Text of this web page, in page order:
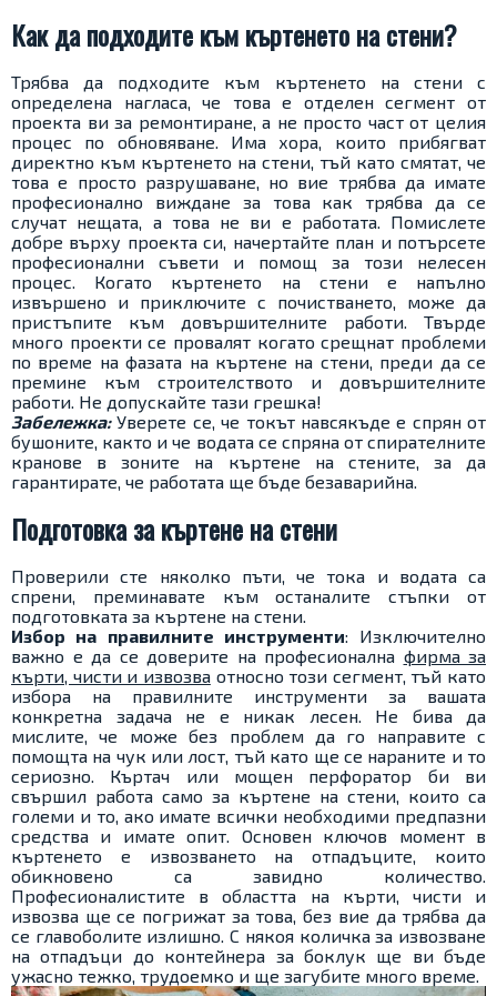
Как да подходите към къртенето на стени?
Трябва да подходите към къртенето на стени с
определена нагласа, че това е отделен сегмент от
проекта ви за ремонтиране, а не просто част от целия
процес по обновяване. Има хора, които прибягват
директно към къртенето на стени, тъй като смятат, че
това е просто разрушаване, но вие трябва да имате
професионално виждане за това как трябва да се
случат нещата, а това не ви е работата. Помислете
добре върху проекта си, начертайте план и потърсете
професионални съвети и помощ за този нелесен
процес. Когато къртенето на стени е напълно
извършено и приключите с почистването, може да
пристъпите към довършителните работи. Твърде
много проекти се провалят когато срещнат проблеми
по време на фазата на къртене на стени, преди да се
премине към строителството и довършителните
работи. Не допускайте тази грешка!
Забележка:Уверете се, че токът навсякъде е спрян от
бушоните, както и че водата се спряна от спирателните
кранове в зоните на къртене на стените, за да
гарантирате, че работата ще бъде безаварийна.
Подготовка за къртене на стени
Проверили сте няколко пъти, че тока и водата са
спрени, преминавате към останалите стъпки от
подготовката за къртене на стени.
Избор на правилните инструменти: Изключително
важно е да се доверите на професионална фирма за
кърти, чисти и извозваотносно този сегмент, тъй като
избора на правилните инструменти за вашата
конкретна задача не е никак лесен. Не бива да
мислите, че може без проблем да го направите с
помощта на чук или лост, тъй като ще се нараните и то
сериозно. Къртач или мощен перфоратор би ви
свършил работа само за къртене на стени, които са
големи и то, ако имате всички необходими предпазни
средства и имате опит. Основен ключов момент в
къртенето е извозването на отпадъците, които
обикновено са завидно количество.
Професионалистите в областта на кърти, чисти и
извозва ще се погрижат за това, без вие да трябва да
се главоболите излишно. С някоя количка за извозване
на отпадъци до контейнера за боклук ще ви бъде
ужасно тежко, трудоемко и ще загубите много време.